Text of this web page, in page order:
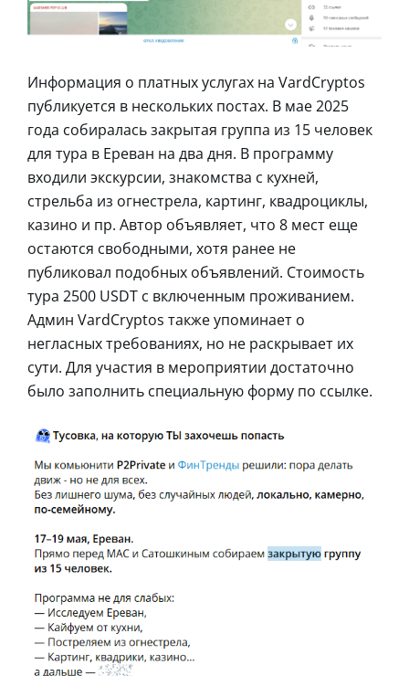
Информация о платных услугах на VardCryptos
публикуется в нескольких постах. В мае 2025
года собиралась закрытая группа из 15 человек
для тура в Ереван на два дня. В программу
входили экскурсии, знакомства с кухней,
стрельба из огнестрела, картинг, квадроциклы,
казино и пр. Автор объявляет, что 8 мест еще
остаются свободными, хотя ранее не
публиковал подобных объявлений. Стоимость
тура 2500 USDT с включенным проживанием.
Админ VardCryptos также упоминает о
негласных требованиях, но не раскрывает их
сути. Для участия в мероприятии достаточно
было заполнить специальную форму по ссылке.